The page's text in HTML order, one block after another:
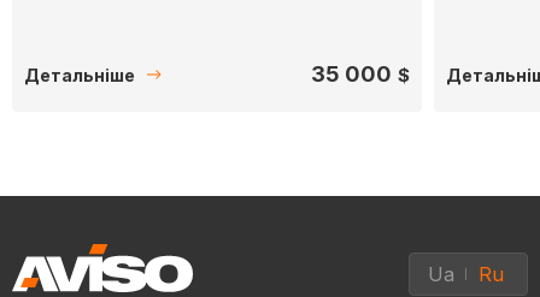
Детальніше 35 000 $
Ua Ru